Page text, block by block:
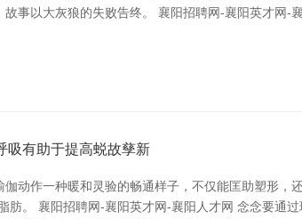
事以大灰狼的失败告终。 襄阳招聘网-襄阳英才网-
吸有助于提高蜕故孳新
动作一种暖和灵验的畅通样子，不仅能匡助塑形，
。 襄阳招聘网-襄阳英才网-襄阳人才网 念念要通